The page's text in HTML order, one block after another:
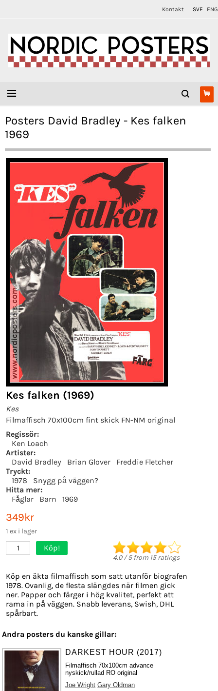
Kontakt SVE ENG
Posters David Bradley - Kes falken
1969
Kes falken (1969)
Kes
Filmaffisch 70x100cm fint skick FN-NM original
Regissör:
Ken Loach
Artister:
David Bradley
Brian Glover
Freddie Fletcher
Tryckt:
1978
Snygg på väggen?
Hitta mer:
Fåglar
Barn 1969
349kr
1 ex i lager
1 Köp!
4.0/5from 15ratings
Köp en äkta filmaffisch som satt utanför biografen
1978. Ovanlig, de flesta slängdes när filmen gick
ner. Papper och färger i hög kvalitet, perfekt att
rama in på väggen. Snabb leverans, Swish, DHL
spårbart.
Andra posters du kanske gillar:
DARKEST HOUR (2017)
Filmaffisch 70x100cm advance
nyskick/rullad RO original
Joe Wright Gary Oldman